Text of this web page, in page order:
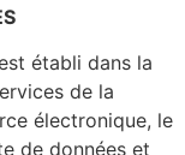
établi dans la
de la
électronique, le
de données et